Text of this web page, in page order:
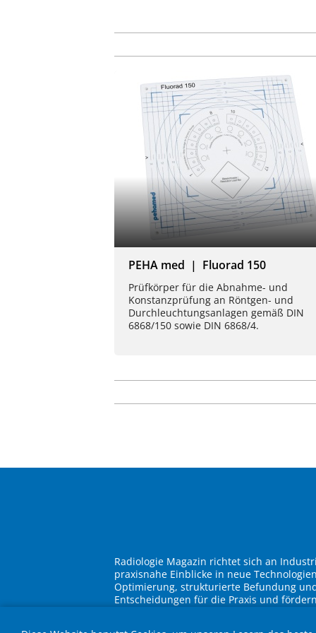
PEHA med | Fluorad 150
Prüfkörper für die Abnahme- und
Konstanzprüfung an Röntgen- und
Durchleuchtungsanlagen gemäß DIN
6868/150 sowie DIN 6868/4.
Radiologie Magazin richtet sich an
praxisnahe Einblicke in neue
Optimierung, strukturierte Befundung
Entscheidungen für die Praxis und